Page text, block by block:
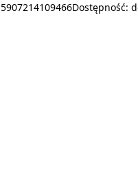
5907214109466Dostępność: